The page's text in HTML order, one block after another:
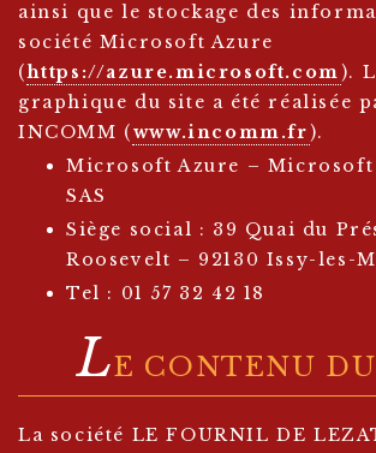
ainsi que le stockage des
société Microsoft Azure
(https://azure.microsoft.com).
graphique du site a été réalisée
INCOMM (www.incomm.fr).
Microsoft Azure – Microsoft
SAS
Siège social : 39 Quai du
Roosevelt – 92130 Issy-les-
Tel : 01 57 32 42 18
LE CONTENU
La société LE FOURNIL DE